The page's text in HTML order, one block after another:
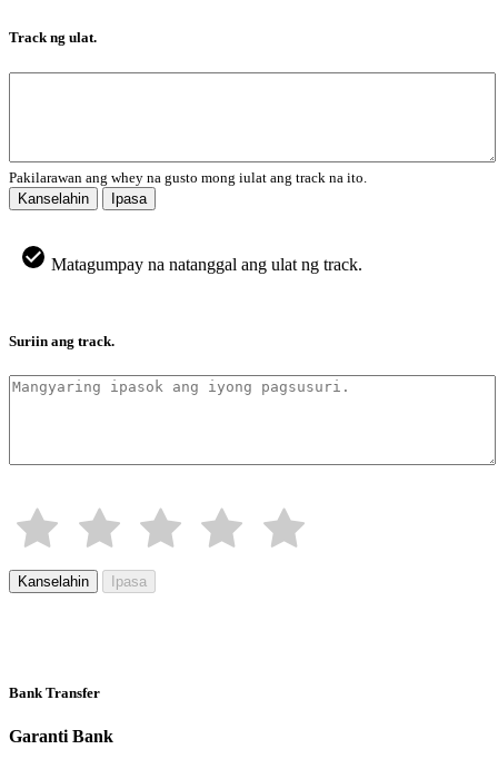
Track ng ulat.
Pakilarawan ang whey na gusto mong iulat ang track na ito.
Kanselahin
Ipasa
Matagumpay na natanggal ang ulat ng track.
Suriin ang track.
Kanselahin Ipasa
Bank Transfer
Garanti Bank